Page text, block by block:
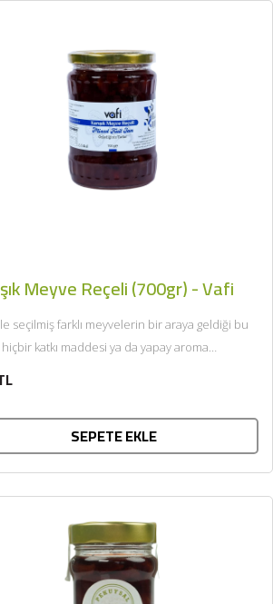
Meyve Reçeli (700gr) - Vafi
seçilmiş farklı meyvelerin bir araya geldiği bu
katkı maddesi ya da yapay aroma
SEPETE EKLE